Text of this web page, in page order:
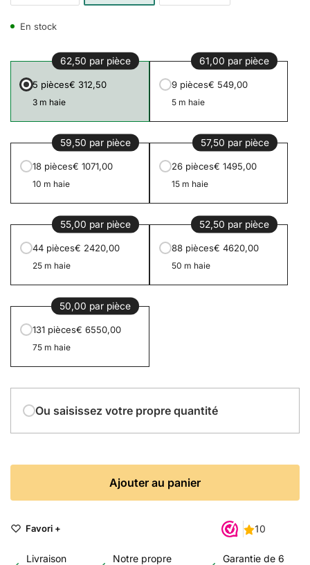
En stock
62,50 par pièce
5 pièces€ 312,50
3 m haie
61,00 par pièce
9 pièces€ 549,00
5 m haie
59,50 par pièce
18 pièces€ 1071,00
10 m haie
57,50 par pièce
26 pièces€ 1495,00
15 m haie
55,00 par pièce
44 pièces€ 2420,00
25 m haie
52,50 par pièce
88 pièces€ 4620,00
50 m haie
50,00 par pièce
131 pièces€ 6550,00
75 m haie
Ou saisissez votre propre quantité
Ajouter au panier
Favori +
Livraison Notre propre Garantie de 6